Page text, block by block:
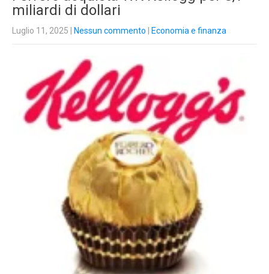
miliardi di dollari
Luglio 11, 2025 Nessun commento Economia e finanza